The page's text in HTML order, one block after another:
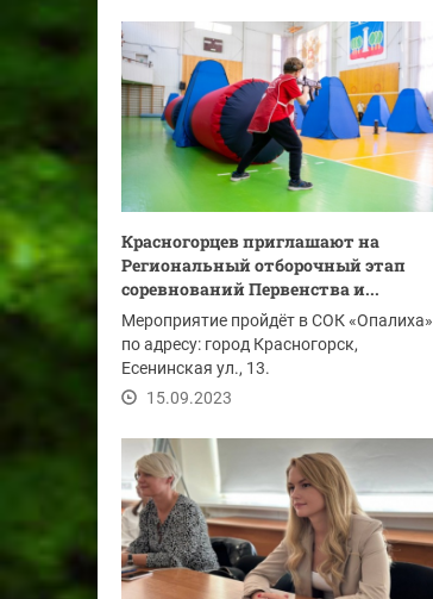
Красногорцев приглашают на
Региональный отборочный этап
соревнований Первенства и...
Мероприятие пройдёт в СОК «Опалиха»
по адресу: город Красногорск,
Есенинская ул., 13.
15.09.2023